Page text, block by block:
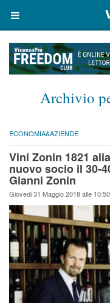
Archivio
ECONOMIA&AZIENDE
Vini Zonin 1821
nuovo socio il 30-
Gianni Zonin
Giovedi 31 Maggio 2018 alle 10:50